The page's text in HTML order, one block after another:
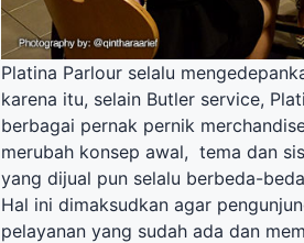
Platina Parlour selalu
karena itu, selain Butler service,
berbagai pernak pernik
merubah konsep awal, tema dan
yang dijual pun selalu berbeda-
Hal ini dimaksudkan agar
pelayanan yang sudah ada dan